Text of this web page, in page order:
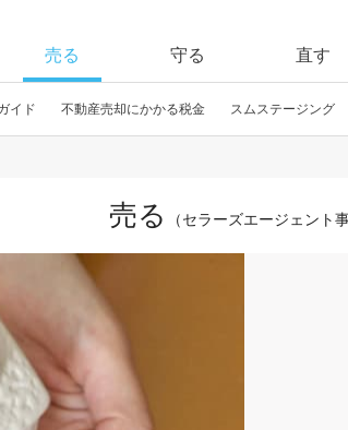
売る 守る 直す
イド 不動産売却にかかる税金 スムステージング
売る （セラーズエージェント事